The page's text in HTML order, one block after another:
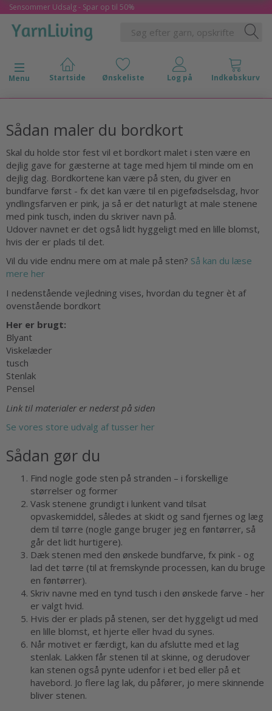
Sensommer Udsalg - Spar op til 50%
Skifte navigation
Menu
Sådan maler du bordkort
Skal du holde stor fest vil et bordkort malet i sten være en
dejlig gave for gæsterne at tage med hjem til minde om en
dejlig dag. Bordkortene kan være på sten, du giver en
bundfarve først - fx det kan være til en pigefødselsdag, hvor
yndlingsfarven er pink, ja så er det naturligt at male stenene
med pink tusch, inden du skriver navn på.
Udover navnet er det også lidt hyggeligt med en lille blomst,
hvis der er plads til det.
Vil du vide endnu mere om at male på sten? Så kan du læse
mere her
I nedenstående vejledning vises, hvordan du tegner èt af
ovenstående bordkort
Her er brugt:
Blyant
Viskelæder
tusch
Stenlak
Pensel
Link til materialer er nederst på siden
Se vores store udvalg af tusser her
Sådan gør du
Find nogle gode sten på stranden – i forskellige
størrelser og former
Vask stenene grundigt i lunkent vand tilsat
opvaskemiddel, således at skidt og sand fjernes og læg
dem til tørre (nogle gange bruger jeg en føntørrer, så
går det lidt hurtigere).
Dæk stenen med den ønskede bundfarve, fx pink - og
lad det tørre (til at fremskynde processen, kan du bruge
en føntørrer).
Skriv navne med en tynd tusch i den ønskede farve - her
er valgt hvid.
Hvis der er plads på stenen, ser det hyggeligt ud med
en lille blomst, et hjerte eller hvad du synes.
Når motivet er færdigt, kan du afslutte med et lag
stenlak. Lakken får stenen til at skinne, og derudover
kan stenen også pynte udenfor i et bed eller på et
havebord. Jo flere lag lak, du påfører, jo mere skinnende
bliver stenen.